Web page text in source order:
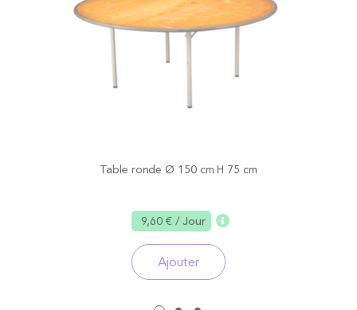
Table ronde Ø 150 cm H 75 cm
9,60 €/ Jour
Ajouter